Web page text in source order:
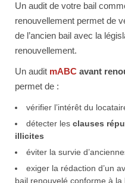
Un audit de votre bail
renouvellement permet de
de l’ancien bail avec la
renouvellement.
Un audit mABC avant
permet de :
vérifier l’intérêt du
détecter les clauses
illicites
éviter la survie
exiger la rédaction d’un
bail renouvelé conforme à la